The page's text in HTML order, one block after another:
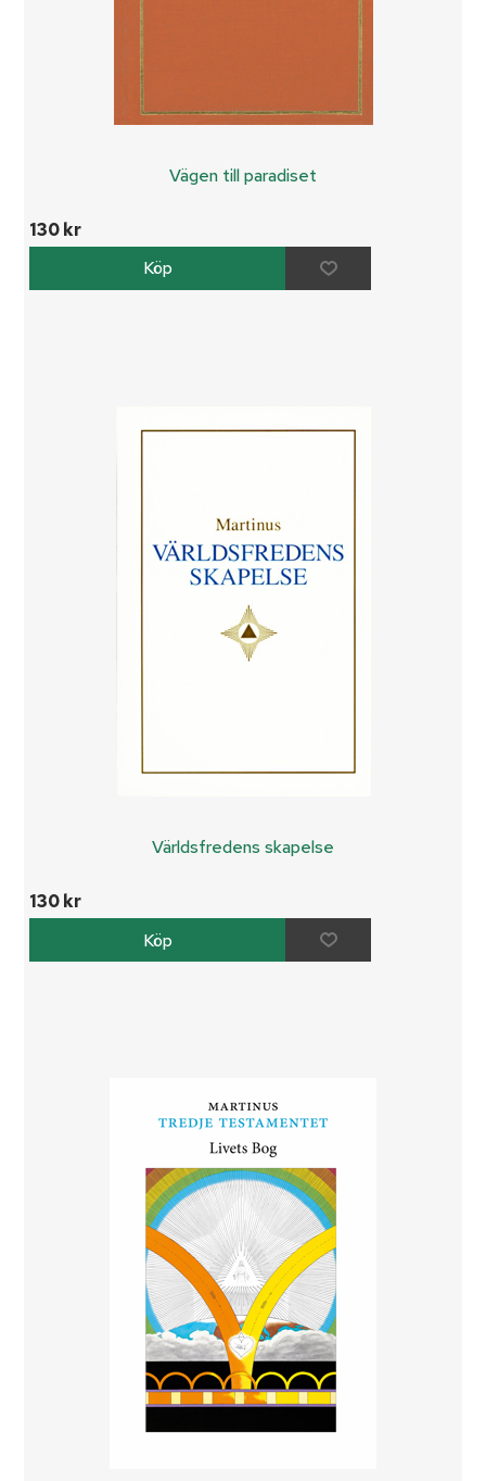
Vägen till paradiset
130 kr
Världsfredens skapelse
130 kr